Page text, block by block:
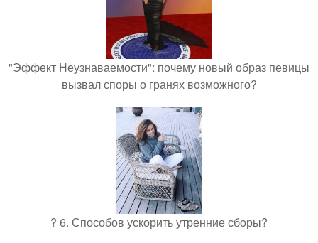
"Эффект Неузнаваемости": почему новый образ певицы
вызвал споры о гранях возможного?
? 6. Способов ускорить утренние сборы?